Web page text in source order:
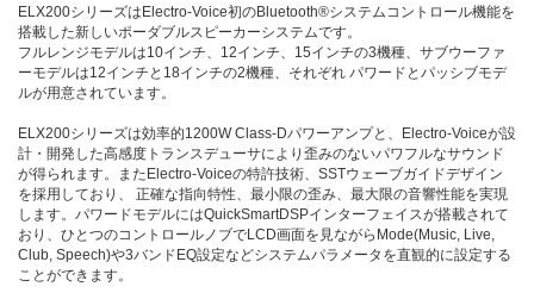
ELX200シリーズはElectro-Voice初のBluetooth®システムコントロール機能を
搭載した新しいポーダブルスピーカーシステムです。
フルレンジモデルは10インチ、12インチ、15インチの3機種、サブウーファ
ーモデルは12インチと18インチの2機種、それぞれ パワードとパッシブモデ
ルが用意されています。
ELX200シリーズは効率的1200W Class-Dパワーアンプと、Electro-Voiceが設
計・開発した高感度トランスデューサにより歪みのないパワフルなサウンド
が得られます。またElectro-Voiceの特許技術、SSTウェーブガイドデザイン
を採用しており、 正確な指向特性、最小限の歪み、最大限の音響性能を実現
します。パワードモデルにはQuickSmartDSPインターフェイスが搭載されて
おり、ひとつのコントロールノブでLCD画面を見ながらMode(Music, Live,
Club, Speech)や3バンドEQ設定などシステムパラメータを直観的に設定する
ことができます。